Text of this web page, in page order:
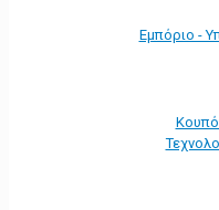
Εμπόριο -